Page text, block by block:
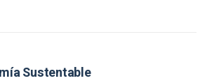
Sustentable